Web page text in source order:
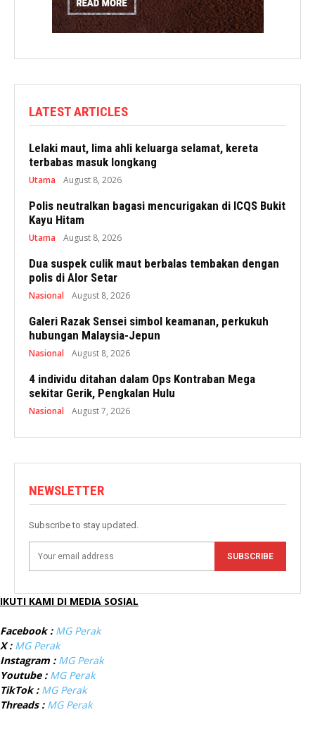
LATEST ARTICLES
Lelaki maut, lima ahli keluarga selamat, kereta
terbabas masuk longkang
Utama August 8, 2026
Polis neutralkan bagasi mencurigakan di ICQS Bukit
Kayu Hitam
Utama August 8, 2026
Dua suspek culik maut berbalas tembakan dengan
polis di Alor Setar
Nasional August 8, 2026
Galeri Razak Sensei simbol keamanan, perkukuh
hubungan Malaysia-Jepun
Nasional August 8, 2026
4 individu ditahan dalam Ops Kontraban Mega
sekitar Gerik, Pengkalan Hulu
Nasional August 7, 2026
NEWSLETTER
Subscribe to stay updated.
SUBSCRIBE
IKUTI KAMI DI MEDIA SOSIAL
Facebook : MG Perak
X : MG Perak
Instagram : MG Perak
Youtube : MG Perak
TikTok : MG Perak
Threads : MG Perak